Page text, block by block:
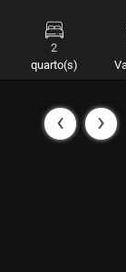
2
quarto(s)
‹ ›